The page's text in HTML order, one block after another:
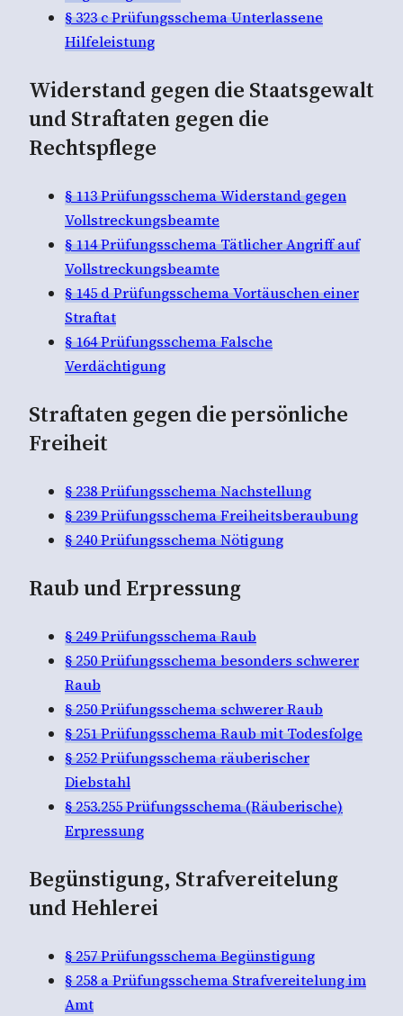
§ 323 c Prüfungsschema Unterlassene
Hilfeleistung
Widerstand gegen die Staatsgewalt
und Straftaten gegen die
Rechtspflege
§ 113 Prüfungsschema Widerstand gegen
Vollstreckungsbeamte
§ 114 Prüfungsschema Tätlicher Angriff auf
Vollstreckungsbeamte
§ 145 d Prüfungsschema Vortäuschen einer
Straftat
§ 164 Prüfungsschema Falsche
Verdächtigung
Straftaten gegen die persönliche
Freiheit
§ 238 Prüfungsschema Nachstellung
§ 239 Prüfungsschema Freiheitsberaubung
§ 240 Prüfungsschema Nötigung
Raub und Erpressung
§ 249 Prüfungsschema Raub
§ 250 Prüfungsschema besonders schwerer
Raub
§ 250 Prüfungsschema schwerer Raub
§ 251 Prüfungsschema Raub mit Todesfolge
§ 252 Prüfungsschema räuberischer
Diebstahl
§ 253.255 Prüfungsschema (Räuberische)
Erpressung
Begünstigung, Strafvereitelung
und Hehlerei
§ 257 Prüfungsschema Begünstigung
§ 258 a Prüfungsschema Strafvereitelung im
Amt